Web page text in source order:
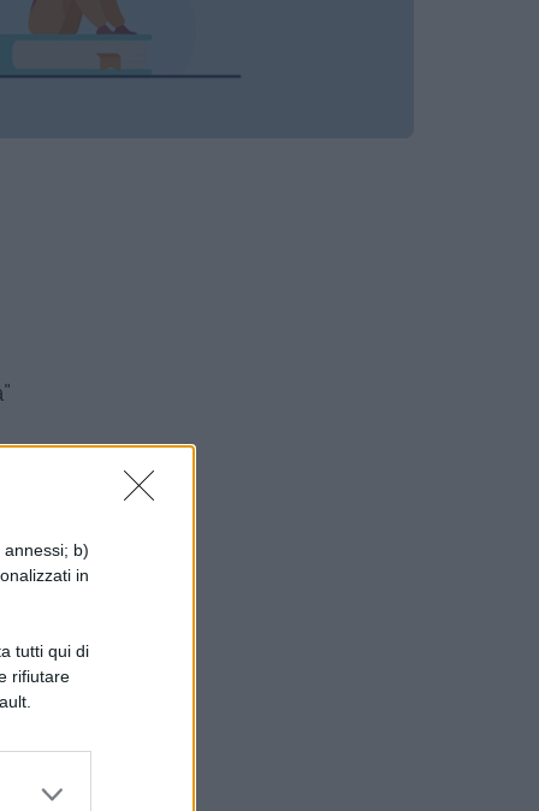
b)
in
tutti qui di
rifiutare